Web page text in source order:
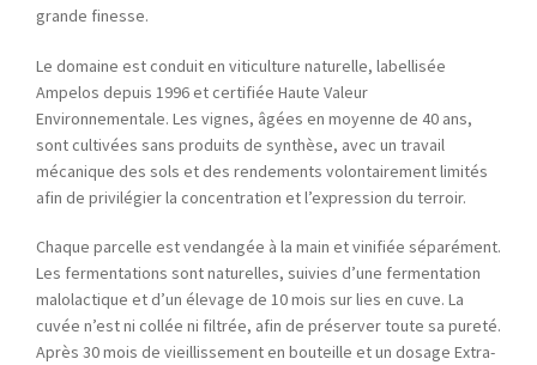
grande finesse.
Le domaine est conduit en viticulture naturelle, labellisée
Ampelos depuis 1996 et certifiée Haute Valeur
Environnementale. Les vignes, âgées en moyenne de 40 ans,
sont cultivées sans produits de synthèse, avec un travail
mécanique des sols et des rendements volontairement limités
afin de privilégier la concentration et l’expression du terroir.
Chaque parcelle est vendangée à la main et vinifiée séparément.
Les fermentations sont naturelles, suivies d’une fermentation
malolactique et d’un élevage de 10 mois sur lies en cuve. La
cuvée n’est ni collée ni filtrée, afin de préserver toute sa pureté.
Après 30 mois de vieillissement en bouteille et un dosage Extra-